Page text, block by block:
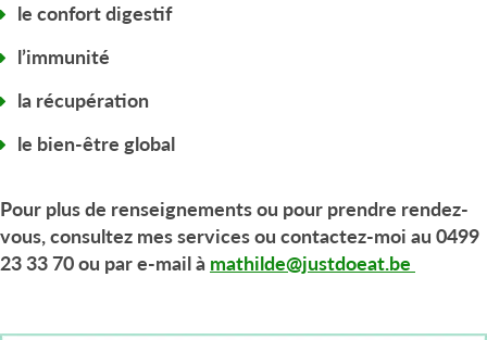
le confort digestif
l’immunité
la récupération
le bien-être global
Pour plus de renseignements ou pour prendre rendez-
vous, consultez mes services ou contactez-moi au 0499
23 33 70 ou par e-mail à mathilde@justdoeat.be